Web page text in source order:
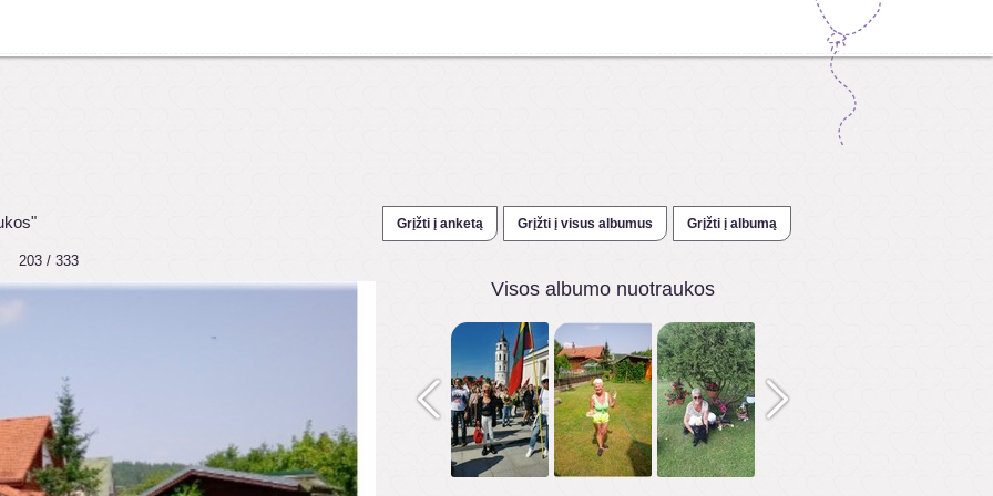
Grįžti į anketą Grįžti į visus albumus Grįžti į albumą
203 / 333
Visos albumo nuotraukos